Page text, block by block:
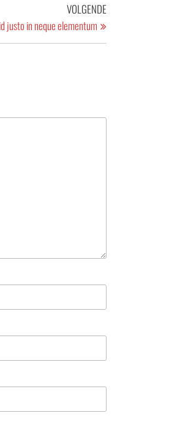
Volgend
bericht
VOLGENDE
justo in neque elementum